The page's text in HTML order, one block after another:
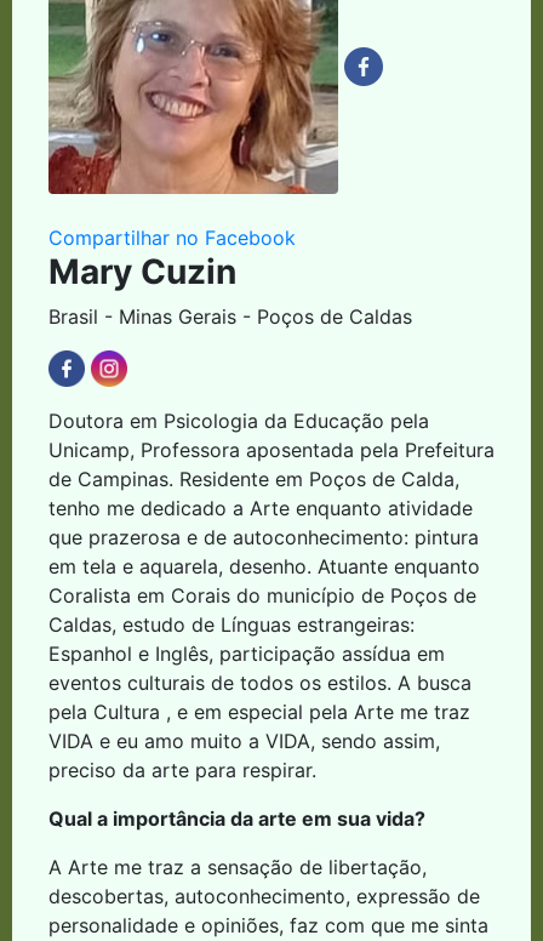
Compartilhar no Facebook
Mary Cuzin
Brasil - Minas Gerais - Poços de Caldas
Doutora em Psicologia da Educação pela
Unicamp, Professora aposentada pela Prefeitura
de Campinas. Residente em Poços de Calda,
tenho me dedicado a Arte enquanto atividade
que prazerosa e de autoconhecimento: pintura
em tela e aquarela, desenho. Atuante enquanto
Coralista em Corais do município de Poços de
Caldas, estudo de Línguas estrangeiras:
Espanhol e Inglês, participação assídua em
eventos culturais de todos os estilos. A busca
pela Cultura , e em especial pela Arte me traz
VIDA e eu amo muito a VIDA, sendo assim,
preciso da arte para respirar.
Qual a importância da arte em sua vida?
A Arte me traz a sensação de libertação,
descobertas, autoconhecimento, expressão de
personalidade e opiniões, faz com que me sinta